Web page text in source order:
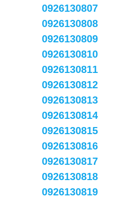
0926130807
0926130808
0926130809
0926130810
0926130811
0926130812
0926130813
0926130814
0926130815
0926130816
0926130817
0926130818
0926130819